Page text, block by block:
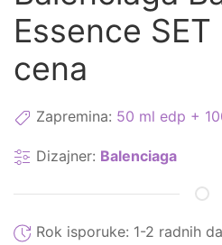
Essence
cena
Zapremina: 50 ml edp +
Dizajner: Balenciaga
Rok isporuke: 1-2 radnih